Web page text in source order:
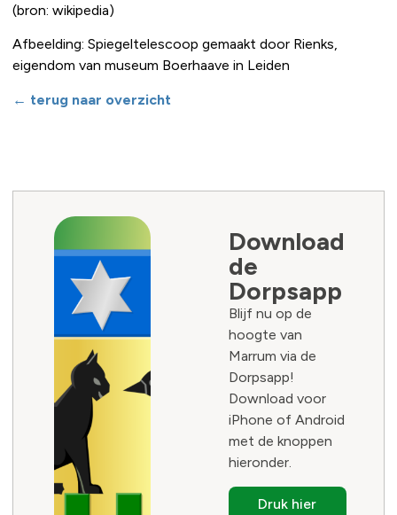
(bron: wikipedia)
Afbeelding: Spiegeltelescoop gemaakt door Rienks,
eigendom van museum Boerhaave in Leiden
← terug naar overzicht
Download
de
Dorpsapp
Blijf nu op de
hoogte van
Marrum via de
Dorpsapp!
Download voor
iPhone of Android
met de knoppen
hieronder.
Druk hier